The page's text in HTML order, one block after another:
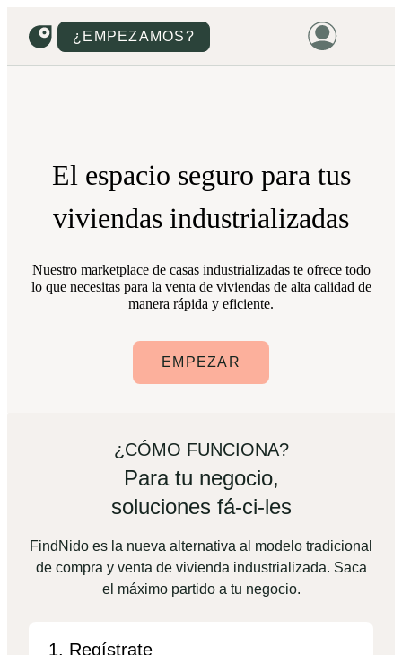
¿EMPEZAMOS?
PROYECTOS
PRECIOS
El espacio seguro para tus
viviendas industrializadas
Nuestro marketplace de casas industrializadas te ofrece todo
lo que necesitas para la venta de viviendas de alta calidad de
manera rápida y eficiente.
EMPEZAR
¿CÓMO FUNCIONA?
Para tu negocio,
soluciones fá-ci-les
FindNido es la nueva alternativa al modelo tradicional
de compra y venta de vivienda industrializada. Saca
el máximo partido a tu negocio.
1. Regístrate